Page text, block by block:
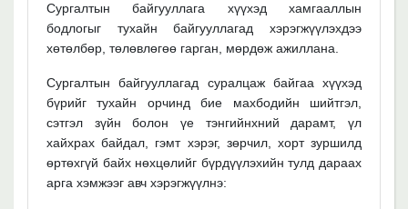
Сургалтын байгууллага хүүхэд хамгааллын
бодлогыг тухайн байгууллагад хэрэгжүүлэхдээ
хөтөлбөр, төлөвлөгөө гарган, мөрдөж ажиллана.
Сургалтын байгууллагад суралцаж байгаа хүүхэд
бүрийг тухайн орчинд бие махбодийн шийтгэл,
сэтгэл зүйн болон үе тэнгийнхний дарамт, үл
хайхрах байдал, гэмт хэрэг, зөрчил, хорт зуршилд
өртөхгүй байх нөхцөлийг бүрдүүлэхийн тулд дараах
арга хэмжээг авч хэрэгжүүлнэ: